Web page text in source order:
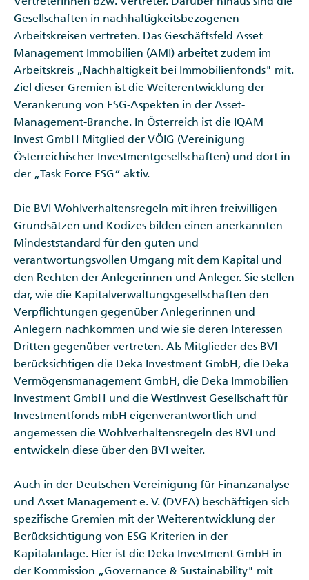
Gesellschaften in nachhaltigkeitsbezogenen
Arbeitskreisen vertreten. Das Geschäftsfeld Asset
Management Immobilien (AMI) arbeitet zudem im
Arbeitskreis „Nachhaltigkeit bei Immobilienfonds" mit.
Ziel dieser Gremien ist die Weiterentwicklung der
Verankerung von ESG-Aspekten in der Asset-
Management-Branche. In Österreich ist die IQAM
Invest GmbH Mitglied der VÖIG (Vereinigung
Österreichischer Investmentgesellschaften) und dort in
der „Task Force ESG“ aktiv.
Die BVI-Wohlverhaltensregeln mit ihren freiwilligen
Grundsätzen und Kodizes bilden einen anerkannten
Mindeststandard für den guten und
verantwortungsvollen Umgang mit dem Kapital und
den Rechten der Anlegerinnen und Anleger. Sie stellen
dar, wie die Kapitalverwaltungsgesellschaften den
Verpflichtungen gegenüber Anlegerinnen und
Anlegern nachkommen und wie sie deren Interessen
Dritten gegenüber vertreten. Als Mitglieder des BVI
berücksichtigen die Deka Investment GmbH, die Deka
Vermögensmanagement GmbH, die Deka Immobilien
Investment GmbH und die WestInvest Gesellschaft für
Investmentfonds mbH eigenverantwortlich und
angemessen die Wohlverhaltensregeln des BVI und
entwickeln diese über den BVI weiter.
Auch in der Deutschen Vereinigung für Finanzanalyse
und Asset Management e. V. (DVFA) beschäftigen sich
spezifische Gremien mit der Weiterentwicklung der
Berücksichtigung von ESG-Kriterien in der
Kapitalanlage. Hier ist die Deka Investment GmbH in
der Kommission „Governance & Sustainability" mit